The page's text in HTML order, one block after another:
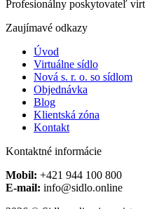
Profesionálny poskytovateľ
Zaujímavé odkazy
Úvod
Virtuálne sídlo
Nová s. r. o. so sídlom
Objednávka
Blog
Klientská zóna
Kontakt
Kontaktné informácie
Mobil: +421 944 100 800
E-mail: info@sidlo.online